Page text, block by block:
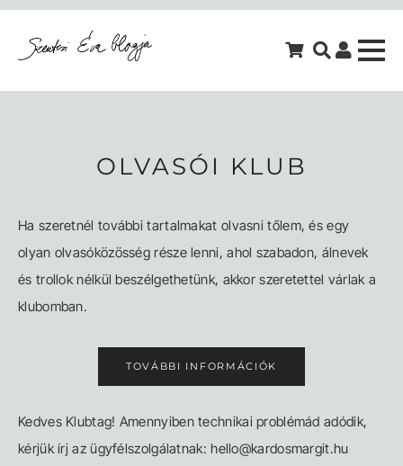
OLVASÓI KLUB
Ha szeretnél további tartalmakat olvasni tőlem, és egy
olyan olvasóközösség része lenni, ahol szabadon, álnevek
és trollok nélkül beszélgethetünk, akkor szeretettel várlak a
klubomban.
TOVÁBBI INFORMÁCIÓK
Kedves Klubtag! Amennyiben technikai problémád adódik,
kérjük írj az ügyfélszolgálatnak: hello@kardosmargit.hu